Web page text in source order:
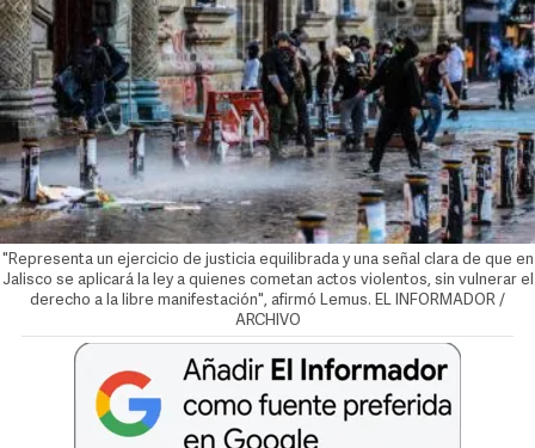
"Representa un ejercicio de justicia equilibrada y una señal clara de que en
Jalisco se aplicará la ley a quienes cometan actos violentos, sin vulnerar el
derecho a la libre manifestación", afirmó Lemus. EL INFORMADOR /
ARCHIVO